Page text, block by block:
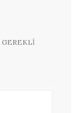
GEREKLI